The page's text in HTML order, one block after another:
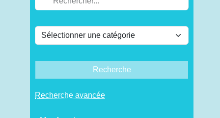
Recherche
Recherche avancée